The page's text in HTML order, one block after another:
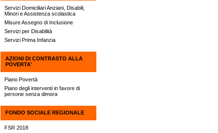
Servizi Domiciliari Anziani, Disabili,
Minori e Assistenza scolastica
Misure Assegno di Inclusione
Servizi per Disabilità
Servizi Prima Infanzia
AZIONI DI CONTRASTO ALLA
POVERTA'
Piano Povertà
Piano degli interventi in favore di
persone senza dimora
FONDO SOCIALE REGIONALE
FSR 2018